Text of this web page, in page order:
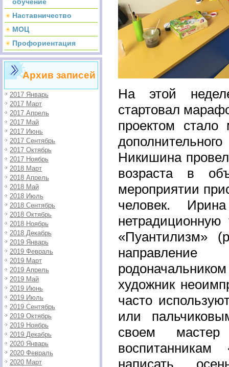
Наставничество
МОЦ
Профориентация
Архив записей
2017 Январь
2017 Март
2017 Апрель
2017 Май
2017 Июнь
2017 Сентябрь
2017 Октябрь
2017 Ноябрь
2018 Март
2018 Апрель
2018 Май
2018 Июль
2018 Сентябрь
2018 Октябрь
2018 Ноябрь
2018 Декабрь
2019 Январь
2019 Февраль
2019 Март
2019 Апрель
2019 Май
2019 Июнь
2019 Июль
2019 Сентябрь
2019 Октябрь
2019 Ноябрь
2019 Декабрь
2020 Январь
2020 Февраль
2020 Март
На этой
стартовал
проектом стало
Никишина
возраста в
мероприятии
человек.
нетрадиционную
«Пуантилизм»
направление
художник
часто
или
своем
воспитанникам